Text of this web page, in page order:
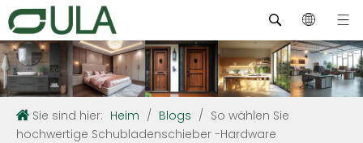
Sie sind hier: Heim / Blogs / So wählen Sie
hochwertige Schubladenschieber -Hardware